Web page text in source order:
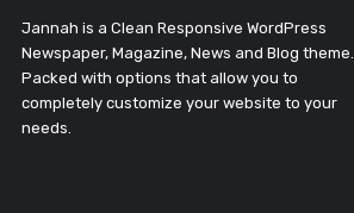
Jannah is a Clean Responsive WordPress
Newspaper, Magazine, News and Blog theme.
Packed with options that allow you to
completely customize your website to your
needs.